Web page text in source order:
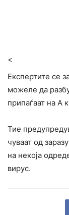
<
Експертите се
можеле да
припаѓаат на А
Тие
чуваат од
на некоја
вирус.